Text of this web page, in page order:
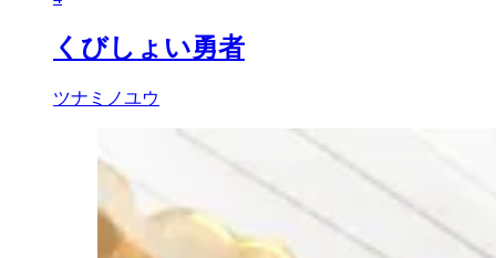
くびしょい勇者
ツナミノユウ